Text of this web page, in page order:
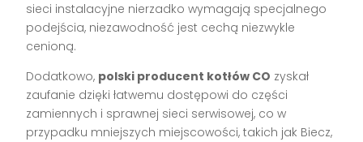
sieci instalacyjne nierzadko wymagają specjalnego
podejścia, niezawodność jest cechą niezwykle
cenioną.
Dodatkowo, polski producent kotłów CO zyskał
zaufanie dzięki łatwemu dostępowi do części
zamiennych i sprawnej sieci serwisowej, co w
przypadku mniejszych miejscowości, takich jak Biecz,